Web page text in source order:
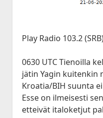
Play Radio 103.2
0630 UTC Tienoilla
jätin Yagin kuitenkin
Kroatia/BIH suunta
Esse on ilmeisesti
etteivät italoketjut